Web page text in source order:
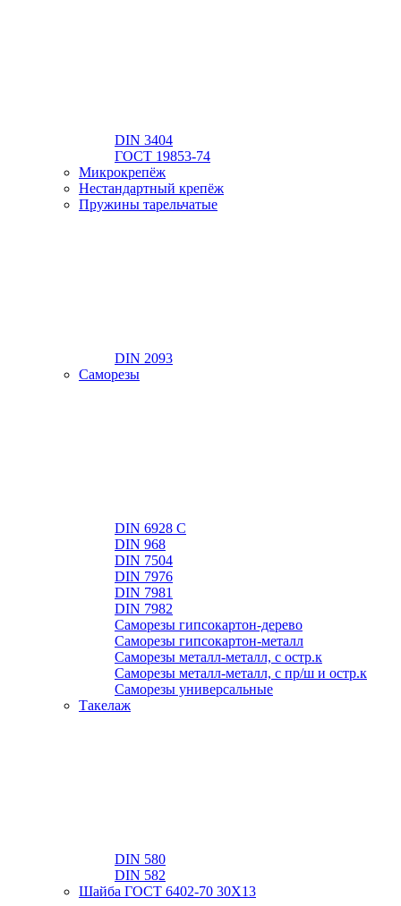
DIN 3404
ГОСТ 19853-74
Микрокрепёж
Нестандартный крепёж
Пружины тарельчатые
DIN 2093
Саморезы
DIN 6928 C
DIN 968
DIN 7504
DIN 7976
DIN 7981
DIN 7982
Саморезы гипсокартон-дерево
Саморезы гипсокартон-металл
Саморезы металл-металл, с остр.к
Саморезы металл-металл, с пр/ш и остр.к
Саморезы универсальные
Такелаж
DIN 580
DIN 582
Шайба ГОСТ 6402-70 30Х13